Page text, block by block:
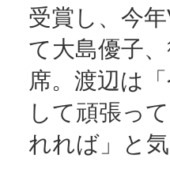
受賞し、今
て大島優子
席。渡辺は
して頑張っ
れれば」と